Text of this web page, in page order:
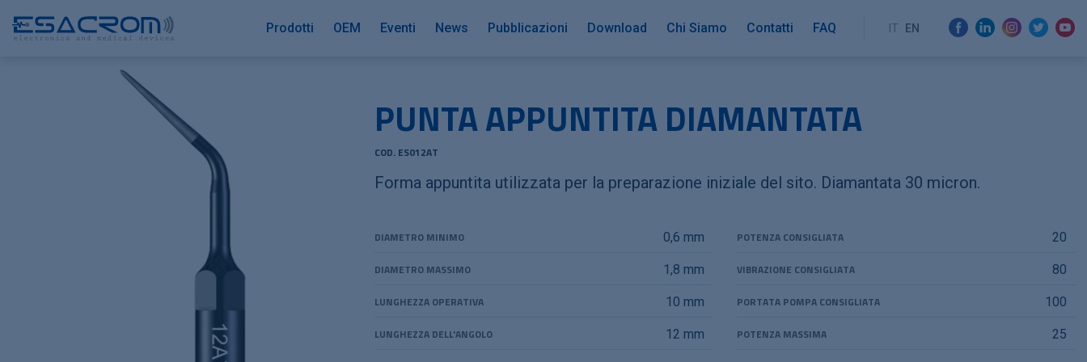
Prodotti OEM Eventi News Pubblicazioni Download Chi Siamo Contatti FAQ IT EN
PUNTA APPUNTITA DIAMANTATA
COD. ES012AT
Forma appuntita utilizzata per la preparazione iniziale del sito. Diamantata 30 micron.
DIAMETRO MINIMO 0,6 mm
DIAMETRO MASSIMO 1,8 mm
LUNGHEZZA OPERATIVA 10 mm
LUNGHEZZA DELL'ANGOLO 12 mm
POTENZA CONSIGLIATA 20
VIBRAZIONE CONSIGLIATA 80
PORTATA POMPA CONSIGLIATA 100
POTENZA MASSIMA 25